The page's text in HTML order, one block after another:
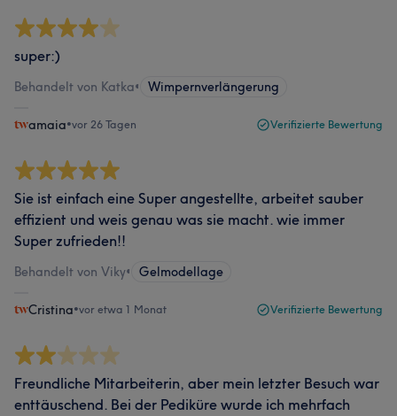
super:)
Behandelt von Katka• Wimpernverlängerung
amaia•vor 26 Tagen Verifizierte Bewertung
Sie ist einfach eine Super angestellte, arbeitet sauber
effizient und weis genau was sie macht. wie immer
Super zufrieden!!
Behandelt von Viky• Gelmodellage
Cristina•vor etwa 1 Monat Verifizierte Bewertung
Freundliche Mitarbeiterin, aber mein letzter Besuch war
enttäuschend. Bei der Pediküre wurde ich mehrfach